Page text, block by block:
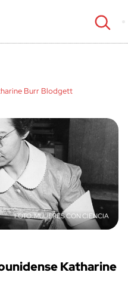
Burr Blodgett
MUJERES CON CIENCIA
Katharine